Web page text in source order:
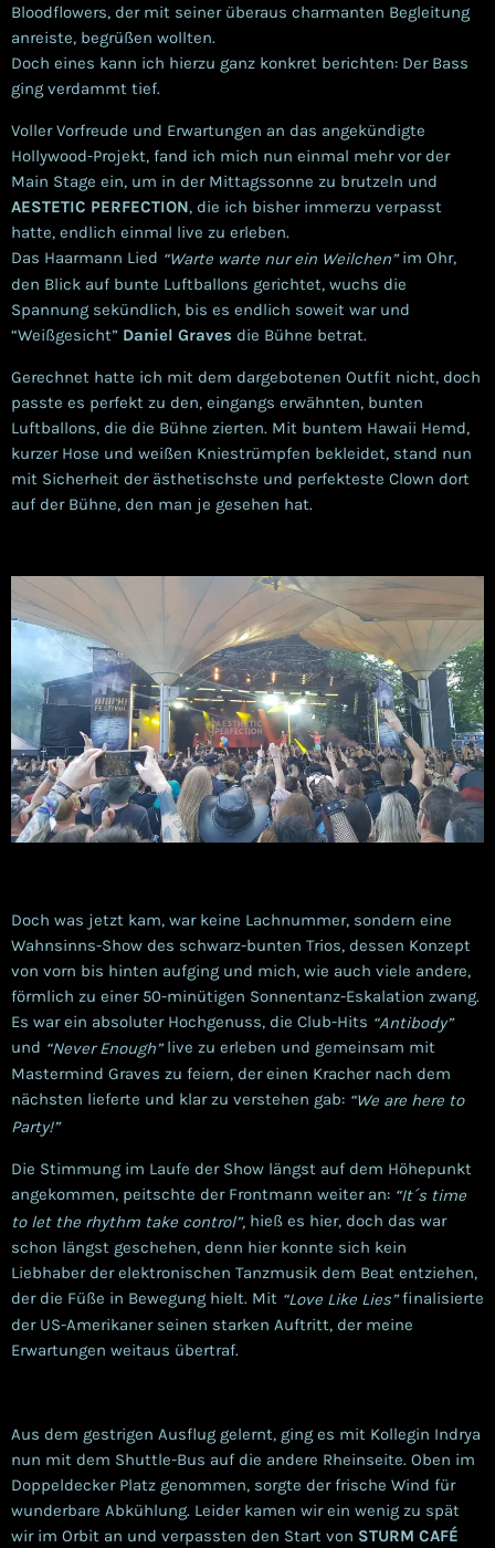
Bloodflowers, der mit seiner überaus charmanten Begleitung
anreiste, begrüßen wollten.
Doch eines kann ich hierzu ganz konkret berichten: Der Bass
ging verdammt tief.
Voller Vorfreude und Erwartungen an das angekündigte
Hollywood-Projekt, fand ich mich nun einmal mehr vor der
Main Stage ein, um in der Mittagssonne zu brutzeln und
AESTETIC PERFECTION, die ich bisher immerzu verpasst
hatte, endlich einmal live zu erleben.
Das Haarmann Lied “Warte warte nur ein Weilchen”im Ohr,
den Blick auf bunte Luftballons gerichtet, wuchs die
Spannung sekündlich, bis es endlich soweit war und
“Weißgesicht” Daniel Graves die Bühne betrat.
Gerechnet hatte ich mit dem dargebotenen Outfit nicht, doch
passte es perfekt zu den, eingangs erwähnten, bunten
Luftballons, die die Bühne zierten. Mit buntem Hawaii Hemd,
kurzer Hose und weißen Kniestrümpfen bekleidet, stand nun
mit Sicherheit der ästhetischste und perfekteste Clown dort
auf der Bühne, den man je gesehen hat.
Doch was jetzt kam, war keine Lachnummer, sondern eine
Wahnsinns-Show des schwarz-bunten Trios, dessen Konzept
von vorn bis hinten aufging und mich, wie auch viele andere,
förmlich zu einer 50-minütigen Sonnentanz-Eskalation zwang.
Es war ein absoluter Hochgenuss, die Club-Hits “Antibody”
und “Never Enough”live zu erleben und gemeinsam mit
Mastermind Graves zu feiern, der einen Kracher nach dem
nächsten lieferte und klar zu verstehen gab: “We are here to
Party!”
Die Stimmung im Laufe der Show längst auf dem Höhepunkt
angekommen, peitschte der Frontmann weiter an: “It´s time
to let the rhythm take control”, hieß es hier, doch das war
schon längst geschehen, denn hier konnte sich kein
Liebhaber der elektronischen Tanzmusik dem Beat entziehen,
der die Füße in Bewegung hielt. Mit “Love Like Lies”finalisierte
der US-Amerikaner seinen starken Auftritt, der meine
Erwartungen weitaus übertraf.
Aus dem gestrigen Ausflug gelernt, ging es mit Kollegin Indrya
nun mit dem Shuttle-Bus auf die andere Rheinseite. Oben im
Doppeldecker Platz genommen, sorgte der frische Wind für
wunderbare Abkühlung. Leider kamen wir ein wenig zu spät
wir im Orbit an und verpassten den Start von STURM CAFÉ